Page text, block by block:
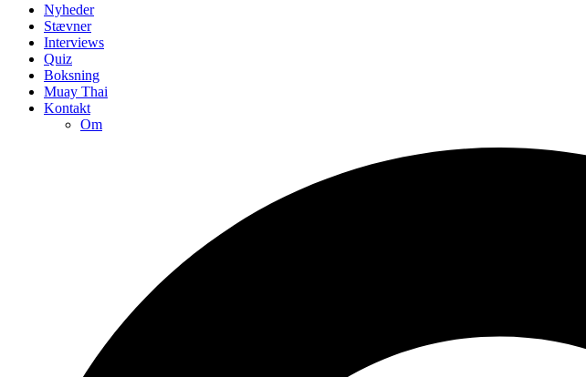
Nyheder
Stævner
Interviews
Quiz
Boksning
Muay Thai
Kontakt
Om